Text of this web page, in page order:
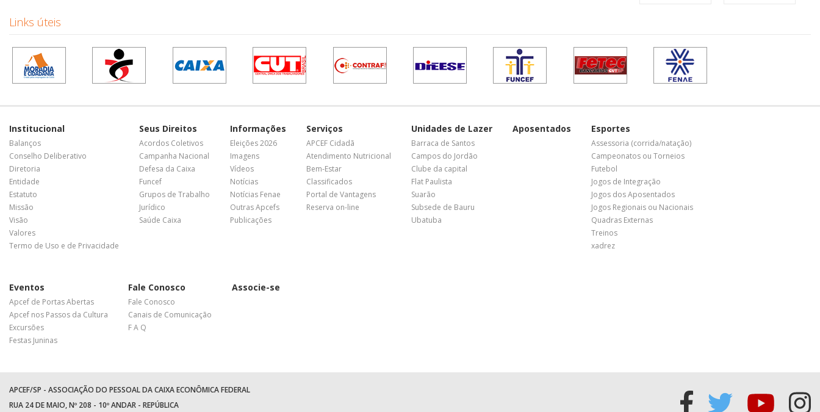
Links úteis
Institucional
Balanços
Conselho Deliberativo
Diretoria
Entidade
Estatuto
Missão
Visão
Valores
Termo de Uso e de Privacidade
Seus Direitos
Acordos Coletivos
Campanha Nacional
Defesa da Caixa
Funcef
Grupos de Trabalho
Jurídico
Saúde Caixa
Informações
Eleições 2026
Imagens
Vídeos
Notícias
Notícias Fenae
Outras Apcefs
Publicações
Serviços
APCEF Cidadã
Atendimento Nutricional
Bem-Estar
Classificados
Portal de Vantagens
Reserva on-line
Unidades de Lazer
Barraca de Santos
Campos do Jordão
Clube da capital
Flat Paulista
Suarão
Subsede de Bauru
Ubatuba
Aposentados Esportes
Assessoria (corrida/natação)
Campeonatos ou Torneios
Futebol
Jogos de Integração
Jogos dos Aposentados
Jogos Regionais ou Nacionais
Quadras Externas
Treinos
xadrez
Eventos
Apcef de Portas Abertas
Apcef nos Passos da Cultura
Excursões
Festas Juninas
Fale Conosco
Fale Conosco
Canais de Comunicação
F A Q
Associe-se
APCEF/SP - ASSOCIAÇÃO DO PESSOAL DA CAIXA ECONÔMICA FEDERAL
RUA 24 DE MAIO, Nº 208 - 10º ANDAR - REPÚBLICA
Acessar
Acessar